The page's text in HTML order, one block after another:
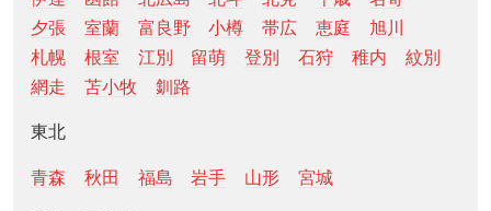
夕張
室蘭 富良野 小樽 帯広 恵庭
旭川
札幌
根室 江別 留萌 登別 石狩 稚内
紋別
網走
苫小牧 釧路
東北
青森 秋田 福島 岩手 山形 宮城